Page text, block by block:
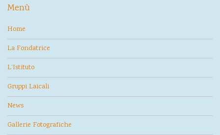
Menù
Home
La Fondatrice
L’Istituto
Gruppi Laicali
News
Gallerie Fotografiche